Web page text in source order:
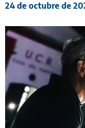
24 de octubre de